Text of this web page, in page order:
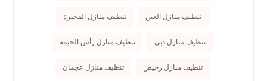
تنظيف منازل العين تنظيف منازل الفجيرة
تنظيف منازل دبي تنظيف منازل رأس الخيمة
تنظيف منازل رخيص تنظيف منازل عجمان